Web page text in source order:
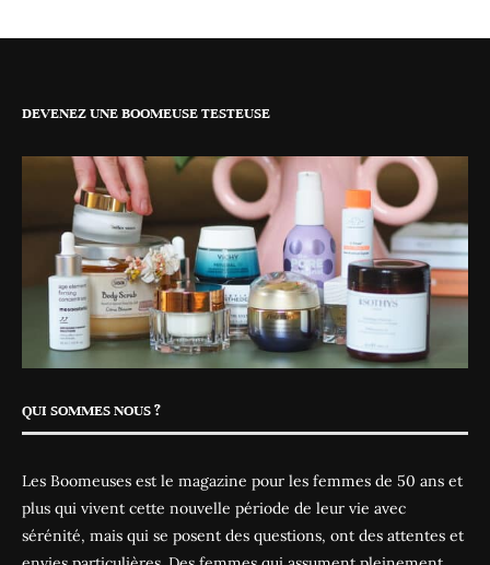
DEVENEZ UNE BOOMEUSE TESTEUSE
QUI SOMMES NOUS ?
Les Boomeuses est le magazine pour les femmes de 50 ans et
plus qui vivent cette nouvelle période de leur vie avec
sérénité, mais qui se posent des questions, ont des attentes et